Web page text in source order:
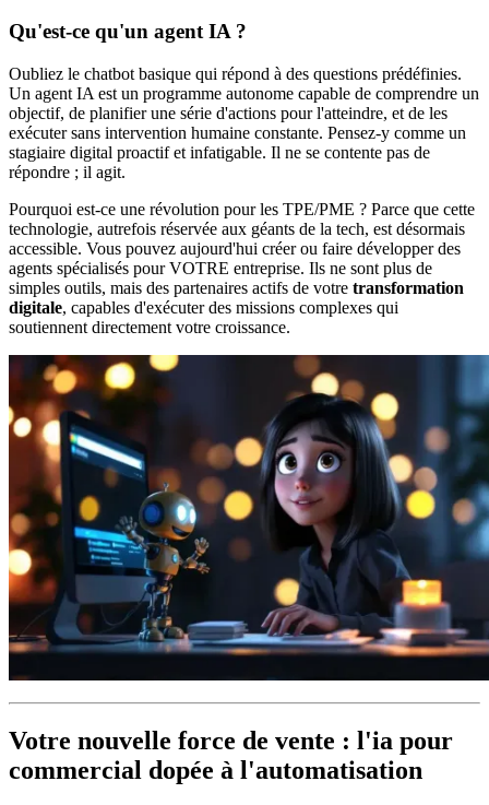
Qu'est-ce qu'un agent IA ?
Oubliez le chatbot basique qui répond à des questions prédéfinies.
Un agent IA est un programme autonome capable de comprendre un
objectif, de planifier une série d'actions pour l'atteindre, et de les
exécuter sans intervention humaine constante. Pensez-y comme un
stagiaire digital proactif et infatigable. Il ne se contente pas de
répondre ; il agit.
Pourquoi est-ce une révolution pour les TPE/PME ? Parce que cette
technologie, autrefois réservée aux géants de la tech, est désormais
accessible. Vous pouvez aujourd'hui créer ou faire développer des
agents spécialisés pour VOTRE entreprise. Ils ne sont plus de
simples outils, mais des partenaires actifs de votre transformation
digitale, capables d'exécuter des missions complexes qui
soutiennent directement votre croissance.
Votre nouvelle force de vente : l'ia pour
commercial dopée à l'automatisation